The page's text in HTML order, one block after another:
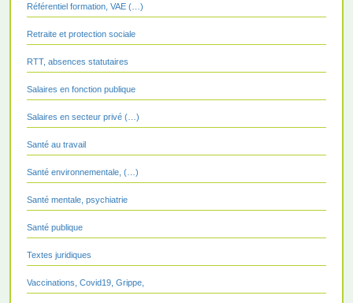
Référentiel formation, VAE (…)
Retraite et protection sociale
RTT, absences statutaires
Salaires en fonction publique
Salaires en secteur privé (…)
Santé au travail
Santé environnementale, (…)
Santé mentale, psychiatrie
Santé publique
Textes juridiques
Vaccinations, Covid19, Grippe,